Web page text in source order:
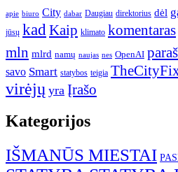
apie biuro City dabar Daugiau direktorius dėl
jūsų kad Kaip klimato komentaras
mln mlrd namų naujas nes OpenAI
savo Smart statybos teigia
virėjų yra Įrašo
Kategorijos
IŠMANŪS MIESTAI